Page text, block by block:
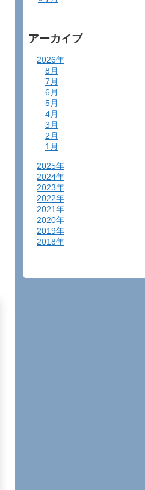
アーカイブ
2026年
8月
7月
6月
5月
4月
3月
2月
1月
2025年
2024年
2023年
2022年
2021年
2020年
2019年
2018年